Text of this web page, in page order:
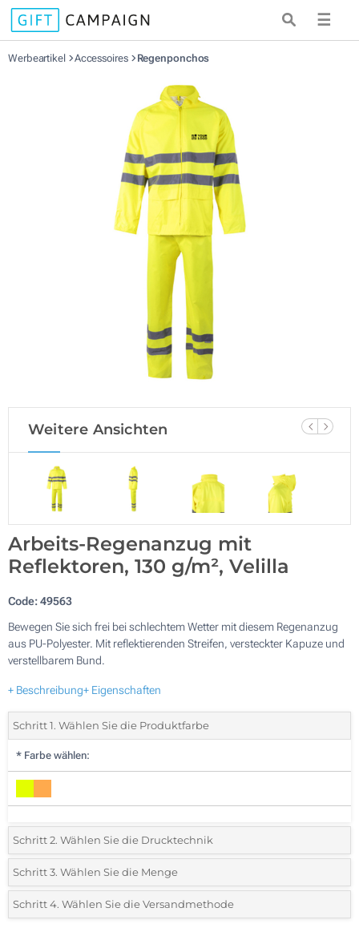
☰
Werbeartikel Accessoires Regenponchos
Weitere Ansichten
Arbeits-Regenanzug mit
Reflektoren, 130 g/m², Velilla
Code:49563
Bewegen Sie sich frei bei schlechtem Wetter mit diesem Regenanzug
aus PU-Polyester. Mit reflektierenden Streifen, versteckter Kapuze und
verstellbarem Bund.
+ Beschreibung+ Eigenschaften
Schritt 1. Wählen Sie die Produktfarbe
* Farbe wählen:
Schritt 2. Wählen Sie die Drucktechnik
*Wählen Sie die Druck- und Farbtechniken für Ihr Logo:
1 Farbig (Auf einer Seite)
Schritt 3. Wählen Sie die Menge
*Mindestbestellmenge 5 (Gesamte Bestellung)
Schritt 4. Wählen Sie die Versandmethode